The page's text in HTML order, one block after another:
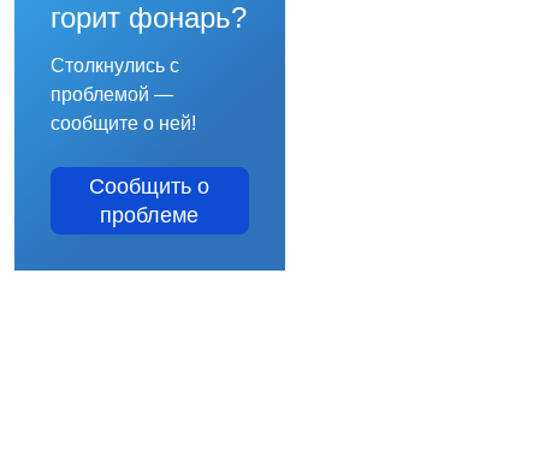
горит фонарь?
Столкнулись с
проблемой —
сообщите о ней!
Сообщить о
проблеме